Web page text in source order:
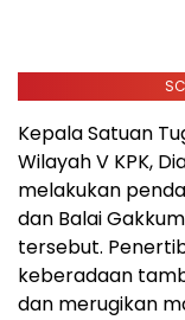
Kepala Satuan
Wilayah V KPK,
melakukan
dan Balai
tersebut.
keberadaan
dan merugikan